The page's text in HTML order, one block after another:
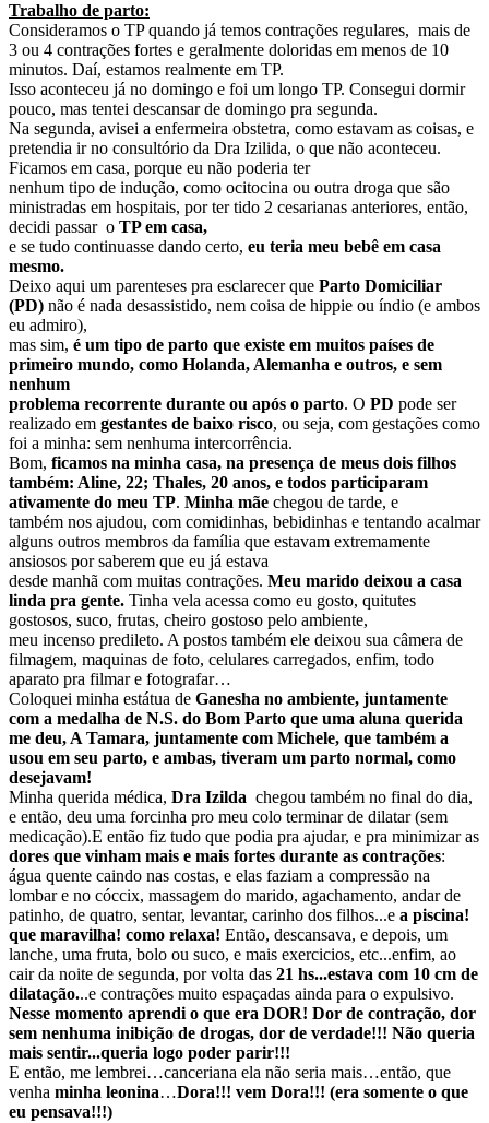
Trabalho de parto:
Consideramos o TP quando já temos contrações regulares, mais de
3 ou 4 contrações fortes e geralmente doloridas em menos de 10
minutos. Daí, estamos realmente em TP.
Isso aconteceu já no domingo e foi um longo TP. Consegui dormir
pouco, mas tentei descansar de domingo pra segunda.
Na segunda, avisei a enfermeira obstetra, como estavam as coisas, e
pretendia ir no consultório da Dra Izilida, o que não aconteceu.
Ficamos em casa, porque eu não poderia ter
nenhum tipo de indução, como ocitocina ou outra droga que são
ministradas em hospitais, por ter tido 2 cesarianas anteriores, então,
decidi passar o TP em casa,
e se tudo continuasse dando certo, eu teria meu bebê em casa
mesmo.
Deixo aqui um parenteses pra esclarecer que Parto Domiciliar
(PD) não é nada desassistido, nem coisa de hippie ou índio (e ambos
eu admiro),
mas sim, é um tipo de parto que existe em muitos países de
primeiro mundo, como Holanda, Alemanha e outros, e sem
nenhum
problema recorrente durante ou após o parto. O PD pode ser
realizado em gestantes de baixo risco, ou seja, com gestações como
foi a minha: sem nenhuma intercorrência.
Bom, ficamos na minha casa, na presença de meus dois filhos
também: Aline, 22; Thales, 20 anos, e todos participaram
ativamente do meu TP. Minha mãe chegou de tarde, e
também nos ajudou, com comidinhas, bebidinhas e tentando acalmar
alguns outros membros da família que estavam extremamente
ansiosos por saberem que eu já estava
desde manhã com muitas contrações. Meu marido deixou a casa
linda pra gente. Tinha vela acessa como eu gosto, quitutes
gostosos, suco, frutas, cheiro gostoso pelo ambiente,
meu incenso predileto. A postos também ele deixou sua câmera de
filmagem, maquinas de foto, celulares carregados, enfim, todo
aparato pra filmar e fotografar…
Coloquei minha estátua de Ganesha no ambiente, juntamente
com a medalha de N.S. do Bom Parto que uma aluna querida
me deu, A Tamara, juntamente com Michele, que também a
usou em seu parto, e ambas, tiveram um parto normal, como
desejavam!
Minha querida médica, Dra Izilda chegou também no final do dia,
e então, deu uma forcinha pro meu colo terminar de dilatar (sem
medicação).E então fiz tudo que podia pra ajudar, e pra minimizar as
dores que vinham mais e mais fortes durante as contrações:
água quente caindo nas costas, e elas faziam a compressão na
lombar e no cóccix, massagem do marido, agachamento, andar de
patinho, de quatro, sentar, levantar, carinho dos filhos...e a piscina!
que maravilha! como relaxa! Então, descansava, e depois, um
lanche, uma fruta, bolo ou suco, e mais exercicios, etc...enfim, ao
cair da noite de segunda, por volta das 21 hs...estava com 10 cm de
dilatação...e contrações muito espaçadas ainda para o expulsivo.
Nesse momento aprendi o que era DOR! Dor de contração, dor
sem nenhuma inibição de drogas, dor de verdade!!! Não queria
mais sentir...queria logo poder parir!!!
E então, me lembrei…canceriana ela não seria mais…então, que
venha minha leonina…Dora!!! vem Dora!!! (era somente o que
eu pensava!!!)